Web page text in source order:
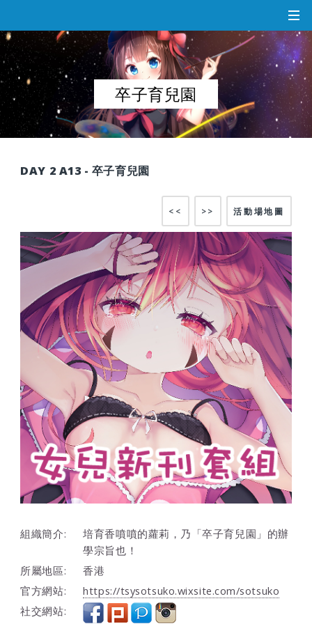
卒子育兒園
DAY 2 A13 - 卒子育兒園
活動場地圖
>>
<<
組織簡介:
培育香噴噴的蘿莉，乃「卒子育兒園」的辦
學宗旨也！
所屬地區:
香港
官方網站:
https://tsysotsuko.wixsite.com/sotsuko
社交網站: